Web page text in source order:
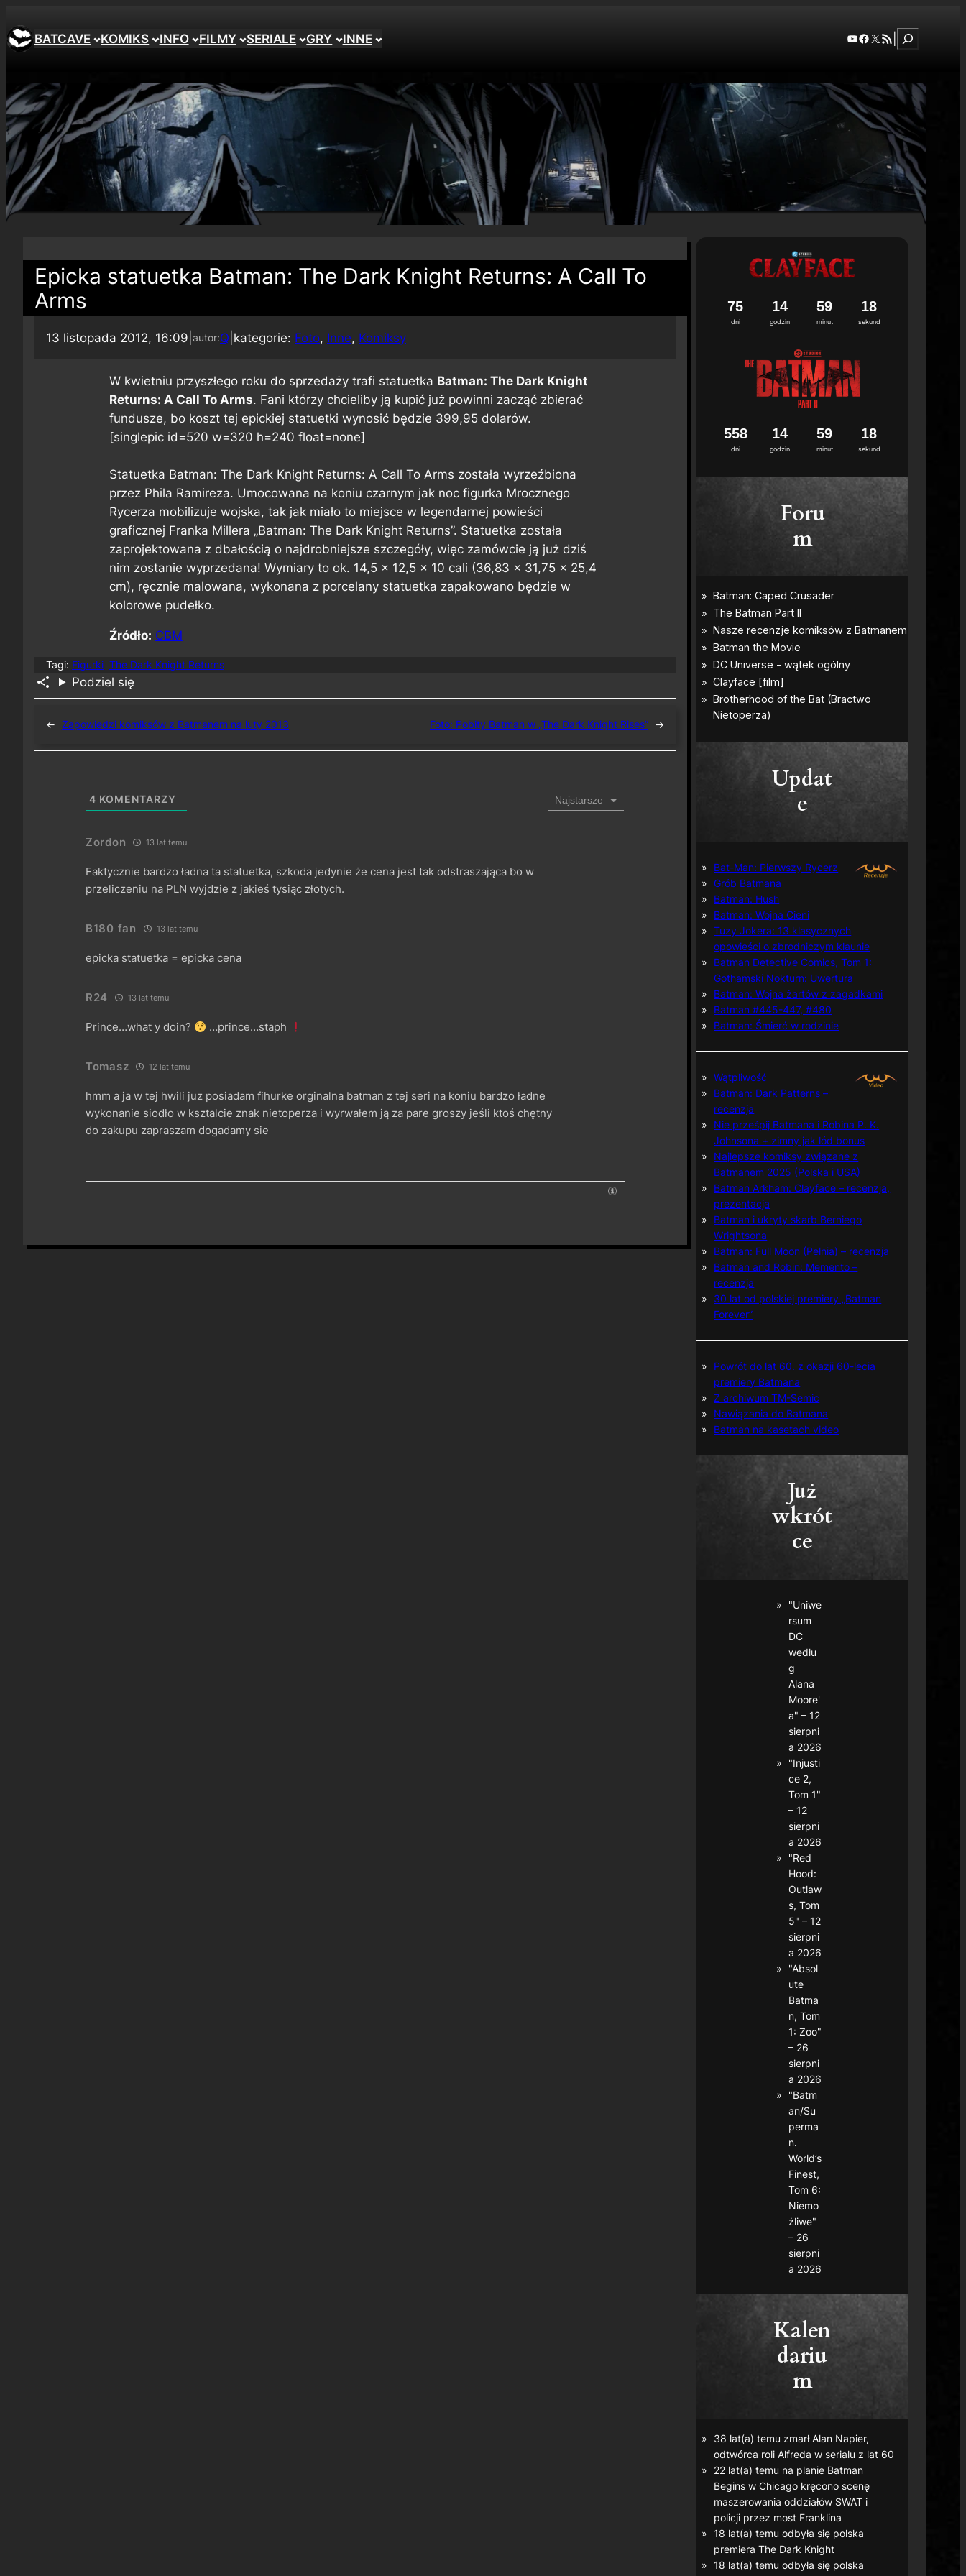
BATCAVE KOMIKS INFO FILMY SERIALE GRY INNE YouTube
Facebook
X RSS FeedSzukaj
Epicka statuetka Batman: The Dark Knight Returns: A Call To
Arms
13 listopada 2012, 16:09 autor:Q kategorie: Foto, Inne, Komiksy
W kwietniu przyszłego roku do sprzedaży trafi statuetka Batman: The Dark Knight
Returns: A Call To Arms. Fani którzy chcieliby ją kupić już powinni zacząć zbierać
fundusze, bo koszt tej epickiej statuetki wynosić będzie 399,95 dolarów.
[singlepic id=520 w=320 h=240 float=none]
Statuetka Batman: The Dark Knight Returns: A Call To Arms została wyrzeźbiona
przez Phila Ramireza. Umocowana na koniu czarnym jak noc figurka Mrocznego
Rycerza mobilizuje wojska, tak jak miało to miejsce w legendarnej powieści
graficznej Franka Millera „Batman: The Dark Knight Returns”. Statuetka została
zaprojektowana z dbałością o najdrobniejsze szczegóły, więc zamówcie ją już dziś
nim zostanie wyprzedana! Wymiary to ok. 14,5 x 12,5 x 10 cali (36,83 x 31,75 x 25,4
cm), ręcznie malowana, wykonana z porcelany statuetka zapakowano będzie w
kolorowe pudełko.
Źródło: CBM
Tagi: Figurki The Dark Knight Returns
Podziel się
← Zapowiedzi komiksów z Batmanem na luty 2013 Foto: Pobity Batman w „The Dark Knight Rises” →
4 KOMENTARZY Najstarsze
Zordon 13 lat temu
Faktycznie bardzo ładna ta statuetka, szkoda jedynie że cena jest tak odstraszająca bo w
przeliczeniu na PLN wyjdzie z jakieś tysiąc złotych.
B180 fan 13 lat temu
epicka statuetka = epicka cena
R24 13 lat temu
Prince…what y doin? …prince…staph
Tomasz 12 lat temu
hmm a ja w tej hwili juz posiadam fihurke orginalna batman z tej seri na koniu bardzo ładne
wykonanie siodło w ksztalcie znak nietoperza i wyrwałem ją za pare groszy jeśli ktoś chętny
do zakupu zapraszam dogadamy sie
dni
75
godzin
14
minut
59
sekund
17
dni
558
godzin
14
minut
59
sekund
17
Foru
m
Updat
e
Bat-Man: Pierwszy Rycerz
Grób Batmana
Batman: Hush
Batman: Wojna Cieni
Tuzy Jokera: 13 klasycznych
opowieści o zbrodniczym klaunie
Batman Detective Comics, Tom 1:
Gothamski Nokturn: Uwertura
Batman: Wojna żartów z zagadkami
Batman #445-447, #480
Batman: Śmierć w rodzinie
Wątpliwość
Batman: Dark Patterns –
recenzja
Nie prześpij Batmana i Robina P. K.
Johnsona + zimny jak lód bonus
Najlepsze komiksy związane z
Batmanem 2025 (Polska i USA)
Batman Arkham: Clayface – recenzja,
prezentacja
Batman i ukryty skarb Berniego
Wrightsona
Batman: Full Moon (Pełnia) – recenzja
Batman and Robin: Memento –
recenzja
30 lat od polskiej premiery „Batman
Forever”
Powrót do lat 60. z okazji 60-lecia
premiery Batmana
Z archiwum TM-Semic
Nawiązania do Batmana
Batman na kasetach video
Już
wkrót
ce
"Uniwe
rsum
DC
wedłu
g
Alana
Moore'
a" – 12
sierpni
a 2026
"Injusti
ce 2,
Tom 1"
– 12
sierpni
a 2026
"Red
Hood:
Outlaw
s, Tom
5" – 12
sierpni
a 2026
"Absol
ute
Batma
n, Tom
1: Zoo"
– 26
sierpni
a 2026
"Batm
an/Su
perma
n.
World’s
Finest,
Tom 6:
Niemo
żliwe"
– 26
sierpni
a 2026
Kalen
dariu
m
38 lat(a) temu zmarł Alan Napier,
odtwórca roli Alfreda w serialu z lat 60
22 lat(a) temu na planie Batman
Begins w Chicago kręcono scenę
maszerowania oddziałów SWAT i
policji przez most Franklina
18 lat(a) temu odbyła się polska
premieraThe Dark Knight
18 lat(a) temu odbyła się polska